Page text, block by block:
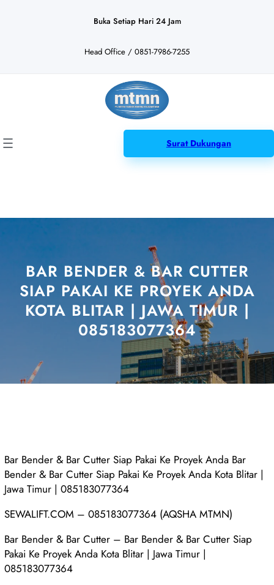
Buka Setiap Hari 24 Jam
Head Office / 0851-7986-7255
Surat Dukungan
BAR BENDER & BAR CUTTER
SIAP PAKAI KE PROYEK ANDA
KOTA BLITAR | JAWA TIMUR |
085183077364
Bar Bender & Bar Cutter Siap Pakai Ke Proyek Anda Bar
Bender & Bar Cutter Siap Pakai Ke Proyek Anda Kota Blitar |
Jawa Timur | 085183077364
SEWALIFT.COM – 085183077364 (AQSHA MTMN)
Bar Bender & Bar Cutter – Bar Bender & Bar Cutter Siap
Pakai Ke Proyek Anda Kota Blitar | Jawa Timur |
085183077364